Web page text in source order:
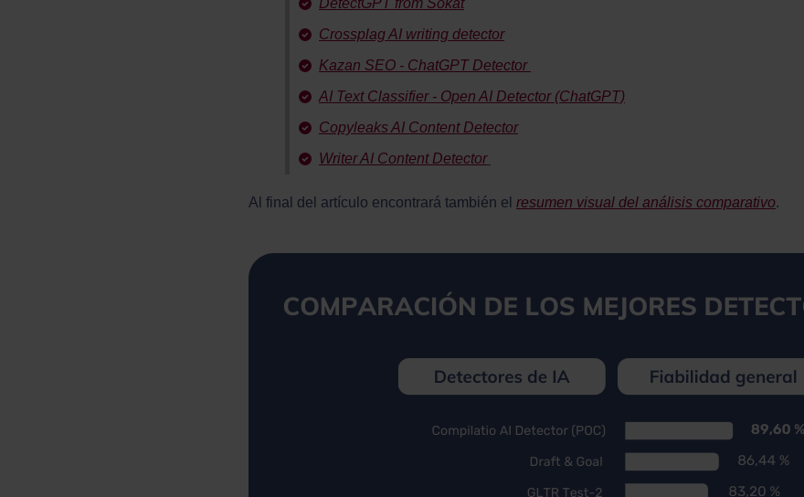
DetectGPT from Sokat
Crossplag AI writing detector
Kazan SEO - ChatGPT Detector
AI Text Classifier - Open AI Detector (ChatGPT)
Copyleaks AI Content Detector
Writer AI Content Detector
Al final del artículo encontrará también el resumen visual del análisis comparativo.